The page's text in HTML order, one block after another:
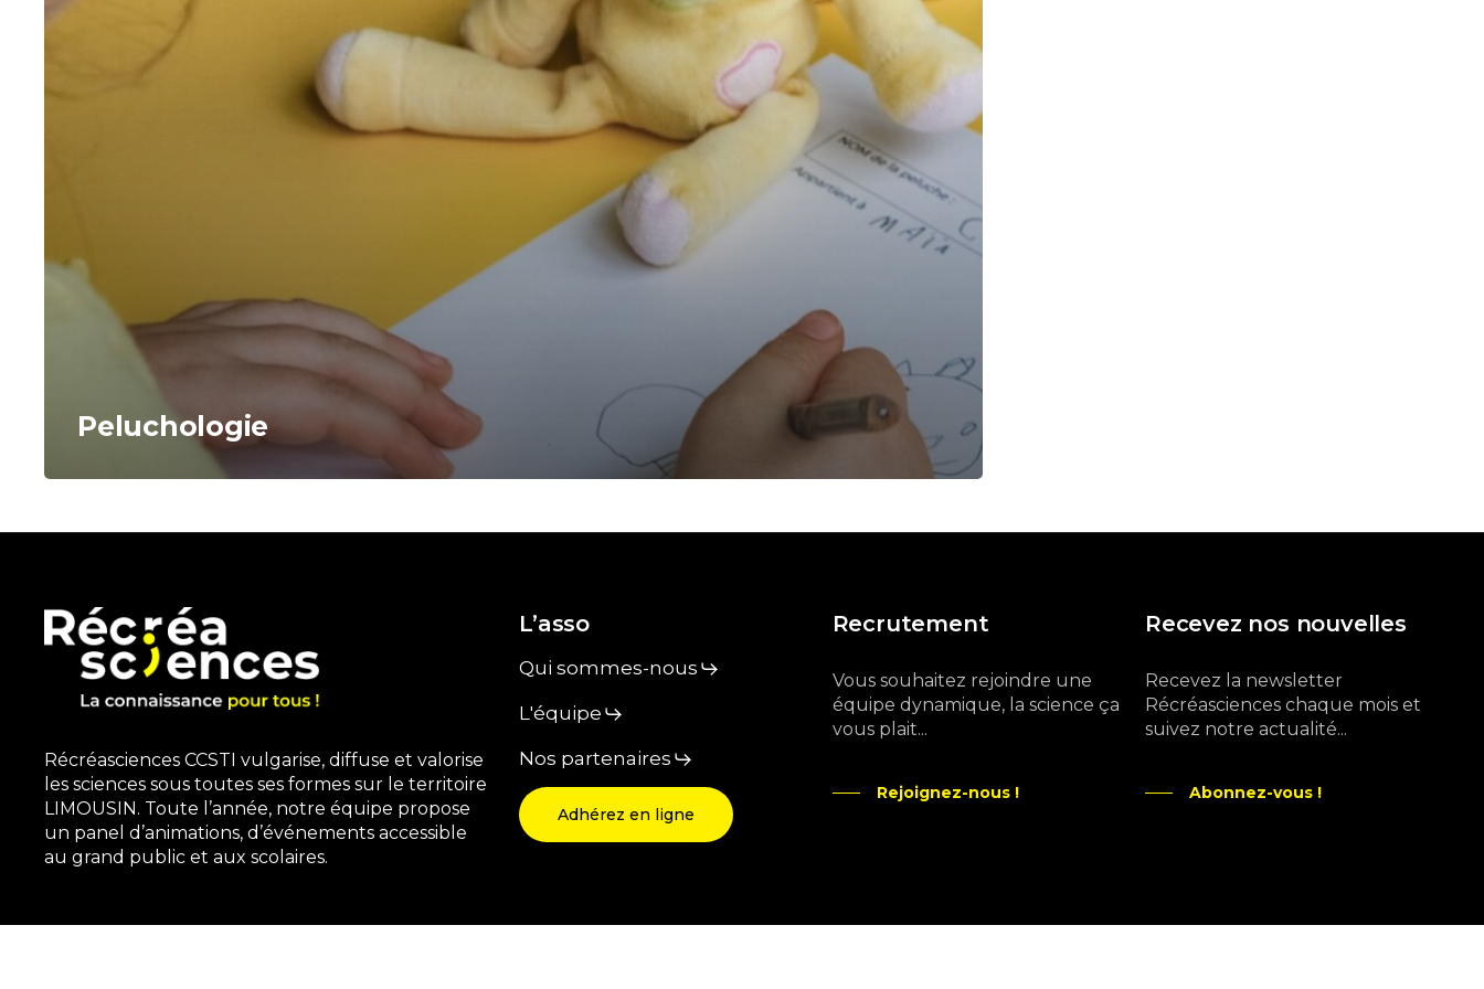
Peluchologie
Récréasciences CCSTI vulgarise, diffuse et valorise
les sciences sous toutes ses formes sur le territoire
LIMOUSIN. Toute l’année, notre équipe propose
un panel d’animations, d’événements accessible
au grand public et aux scolaires.
L’asso
Qui sommes-nous
L'équipe
Nos partenaires
Adhérez en ligne
Recrutement
Vous souhaitez rejoindre une
équipe dynamique, la science ça
vous plait...
Rejoignez-nous !
Recevez nos nouvelles
Recevez la newsletter
Récréasciences chaque mois et
suivez notre actualité...
Abonnez-vous !